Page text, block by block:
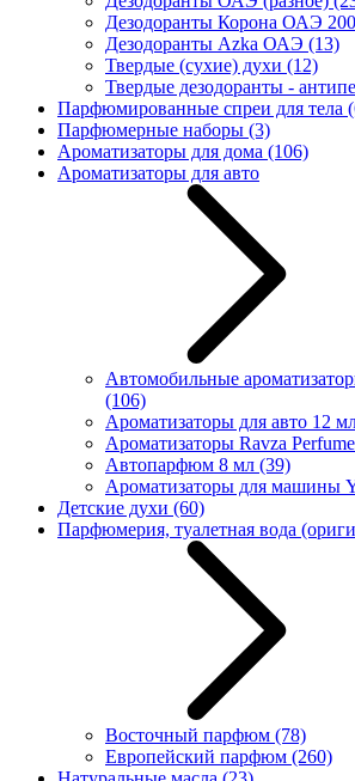
Дезодоранты Корона ОАЭ
Дезодоранты Azka ОАЭ (13)
Твердые (сухие) духи (12)
Твердые дезодоранты -
Парфюмированные спреи для тела
Парфюмерные наборы (3)
Ароматизаторы для дома (106)
Ароматизаторы для авто
Автомобильные
(106)
Ароматизаторы для авто 12
Ароматизаторы Ravza
Автопарфюм 8 мл (39)
Ароматизаторы для машины
Детские духи (60)
Парфюмерия, туалетная вода
Восточный парфюм (78)
Европейский парфюм (260)